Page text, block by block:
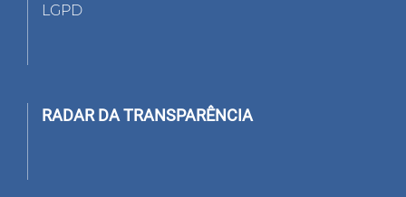
LGPD
RADAR DA TRANSPARÊNCIA